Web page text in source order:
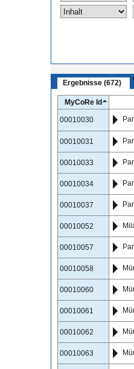
Ergebnisse (672)
MyCoRe Id
00010030
00010031
00010033
00010034
00010037
00010052
00010057
00010058
00010060
00010061
00010062
00010063